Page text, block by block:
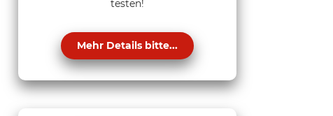
testen!
Mehr Details bitte...